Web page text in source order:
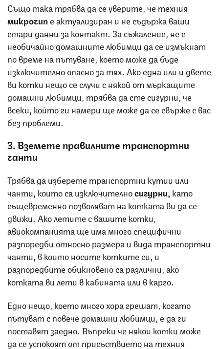
Също така трябва да се уверите, че техния
микрочипе актуализиран и не съдържа ваши
стари данни за контакт. За съжаление, не е
необичайно домашните любимци да се измъкнат
по време на пътуване, което може да бъде
изключително опасно за тях. Ако една или и двете
ви котки нещо се случи с някой от мъркащите
домашни любимци, трябва да сте сигурни, че
всеки, който ги намери ще може да се свърже с вас
без проблеми.
3. Вземете правилните транспортни
чанти
Трябва да изберете транспортни кутии или
чанти, които са изключителносигурни, като
същевременно позволяват на котката ви да се
движи. Ако летите с вашите котки,
авиокомпанията ще има много специфични
разпоредби относно размера и вида транспортни
чанти, в които носите котките си, и
разпоредбите обикновено са различни, ако
котката ви лети в кабината или в карго.
Едно нещо, което много хора грешат, когато
пътуват с повече домашни любимци, е да ги
поставят заедно. Въпреки че някои котки може
да се успокоят от присъствието на техния